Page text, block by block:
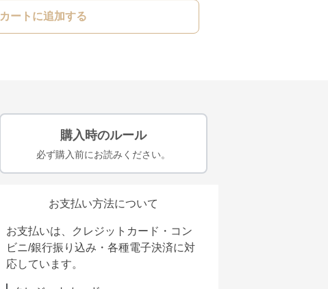
カートに追加する
購入時のルール
必ず購入前にお読みください。
お支払い方法について
お支払いは、クレジットカード・コン
ビニ/銀行振り込み・各種電子決済に対
応しています。